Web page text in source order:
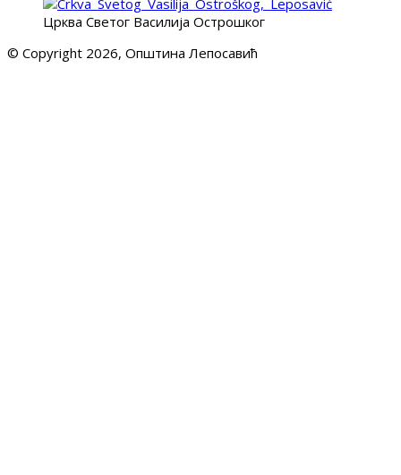
Црква Светог Василија Острошког
© Copyright 2026, Општина Лепосавић